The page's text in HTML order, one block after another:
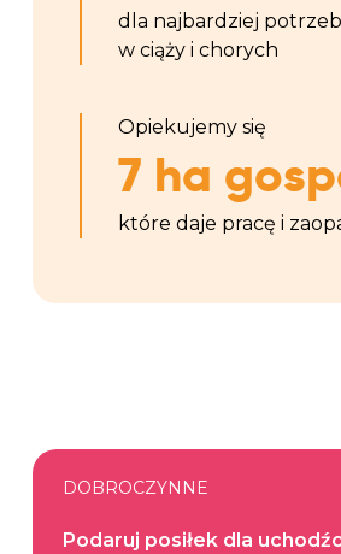
dla najbardziej
w ciąży i chorych
Opiekujemy się
7 ha
które daje pracę i
DOBROCZYNNE
Podaruj posiłek dla